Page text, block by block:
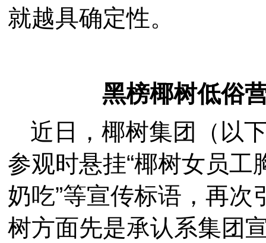
就越具确定性。
黑榜椰树低俗
近日，椰树集团（以
参观时悬挂“椰树女员工
奶吃”等宣传标语，再
树方面先是承认系集团